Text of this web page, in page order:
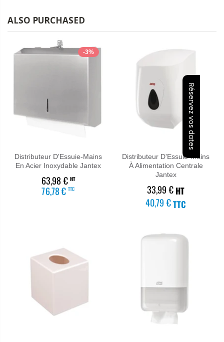
ALSO PURCHASED
-3%
Distributeur D'Essuie-Mains
En Acier Inoxydable Jantex
63,98 € HT
76,78 €
Distributeur D'Essuie-Mains
À Alimentation Centrale
Jantex
33,99 € HT
40,79 €TTC
Réservez vos dates